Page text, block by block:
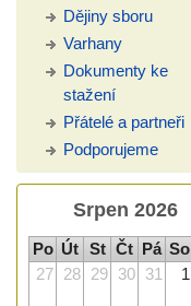
Dějiny sboru
Varhany
Dokumenty ke
stažení
Přátelé a partneři
Podporujeme
Srpen 2026
Po Út St Čt Pá So
27 28 29 30 31 1